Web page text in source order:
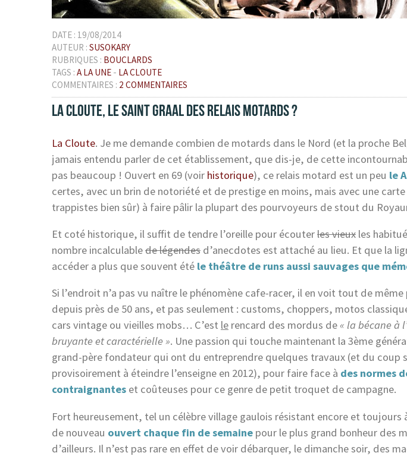
DATE : 19/08/2014
AUTEUR : SUSOKARY
RUBRIQUES : BOUCLARDS
TAGS : A LA UNE - LA CLOUTE
COMMENTAIRES : 2 COMMENTAIRES
LA CLOUTE, LE SAINT GRAAL DES RELAIS MOTARDS ?
La Cloute. Je me demande combien de motards dans le Nord (et la proche
jamais entendu parler de cet établissement, que dis-je, de cette
pas beaucoup ! Ouvert en 69 (voir historique), ce relais motard est un peu le
certes, avec un brin de notoriété et de prestige en moins, mais avec une
trappistes bien sûr) à faire pâlir la plupart des pourvoyeurs de stout du
Et coté historique, il suffit de tendre l’oreille pour écouterles vieux les
nombre incalculablede légendes d’anecdotes est attaché au lieu. Et que la
accéder a plus que souvent été le théâtre de runs aussi sauvages que
Si l’endroit n’a pas vu naître le phénomène cafe-racer, il en voit tout de
depuis près de 50 ans, et pas seulement : customs, choppers, motos
cars vintage ou vieilles mobs… C’est le rencard des mordus de« la bécane à
bruyante et caractérielle ». Une passion qui touche maintenant la 3ème
grand-père fondateur qui ont du entreprendre quelques travaux (et du coup
provisoirement à éteindre l’enseigne en 2012), pour faire face à des normes
contraignantes et coûteuses pour ce genre de petit troquet de campagne.
Fort heureusement, tel un célèbre village gaulois résistant encore et toujours
de nouveau ouvert chaque fin de semaine pour le plus grand bonheur des
d’ailleurs. Il n’est pas rare en effet de voir débarquer, le dimanche soir, des